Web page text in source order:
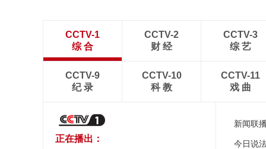
CCTV-1
综 合
CCTV-2
财 经
CCTV-3
综 艺
CCTV-9
纪 录
CCTV-10
科 教
CCTV-11
戏 曲
正在播出：
新闻联
今日说